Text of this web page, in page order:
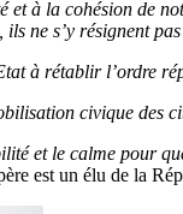
et à la cohésion de
ne s’y résignent
à rétablir l’ordre
civique des
et le calme pour
est un élu de la